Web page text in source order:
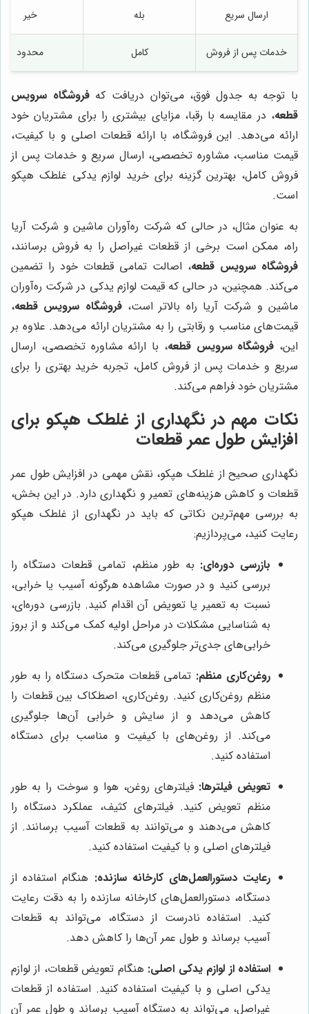
ارسال سریع بله خیر
خدمات پس از فروش کامل محدود
با توجه به جدول فوق، می‌توان دریافت کهفروشگاه سرویس
قطعه، در مقایسه با رقبا، مزایای بیشتری را برای مشتریان خود
ارائه می‌دهد. این فروشگاه، با ارائه قطعات اصلی و با کیفیت،
قیمت مناسب، مشاوره تخصصی، ارسال سریع و خدمات پس از
فروش کامل، بهترین گزینه برای خرید لوازم یدکی غلطک هپکو
است.
به عنوان مثال، در حالی که شرکت ره‌آوران ماشین و شرکت آریا
راه، ممکن است برخی از قطعات غیراصل را به فروش برسانند،
فروشگاه سرویس قطعه، اصالت تمامی قطعات خود را تضمین
می‌کند. همچنین، در حالی که قیمت لوازم یدکی در شرکت ره‌آوران
ماشین و شرکت آریا راه بالاتر است،فروشگاه سرویس قطعه،
قیمت‌های مناسب و رقابتی را به مشتریان ارائه می‌دهد. علاوه بر
این، فروشگاه سرویس قطعه، با ارائه مشاوره تخصصی، ارسال
سریع و خدمات پس از فروش کامل، تجربه خرید بهتری را برای
مشتریان خود فراهم می‌کند.
نکات مهم در نگهداری از غلطک هپکو برای
افزایش طول عمر قطعات
نگهداری صحیح از غلطک هپکو، نقش مهمی در افزایش طول عمر
قطعات و کاهش هزینه‌های تعمیر و نگهداری دارد. در این بخش،
به بررسی مهم‌ترین نکاتی که باید در نگهداری از غلطک هپکو
رعایت کنید، می‌پردازیم:
بازرسی دوره‌ای: به طور منظم، تمامی قطعات دستگاه را
بررسی کنید و در صورت مشاهده هرگونه آسیب یا خرابی،
نسبت به تعمیر یا تعویض آن اقدام کنید. بازرسی دوره‌ای،
به شناسایی مشکلات در مراحل اولیه کمک می‌کند و از بروز
خرابی‌های جدی‌تر جلوگیری می‌کند.
روغن‌کاری منظم: تمامی قطعات متحرک دستگاه را به طور
منظم روغن‌کاری کنید. روغن‌کاری، اصطکاک بین قطعات را
کاهش می‌دهد و از سایش و خرابی آن‌ها جلوگیری
می‌کند. از روغن‌های با کیفیت و مناسب برای دستگاه
استفاده کنید.
تعویض فیلترها: فیلترهای روغن، هوا و سوخت را به طور
منظم تعویض کنید. فیلترهای کثیف، عملکرد دستگاه را
کاهش می‌دهند و می‌توانند به قطعات آسیب برسانند. از
فیلترهای اصلی و با کیفیت استفاده کنید.
رعایت دستورالعمل‌های کارخانه سازنده: هنگام استفاده از
دستگاه، دستورالعمل‌های کارخانه سازنده را به دقت رعایت
کنید. استفاده نادرست از دستگاه، می‌تواند به قطعات
آسیب برساند و طول عمر آن‌ها را کاهش دهد.
استفاده از لوازم یدکی اصلی: هنگام تعویض قطعات، از لوازم
یدکی اصلی و با کیفیت استفاده کنید. استفاده از قطعات
غیراصل، می‌تواند به دستگاه آسیب برساند و طول عمر آن